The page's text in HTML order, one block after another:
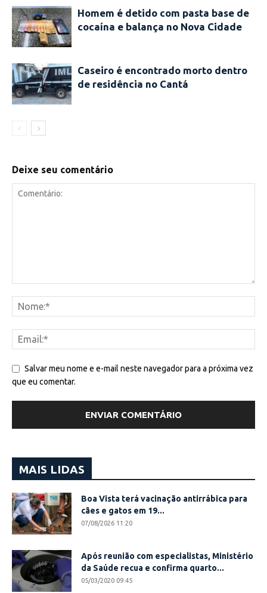
Homem é detido com pasta base de
cocaína e balança no Nova Cidade
Caseiro é encontrado morto dentro
de residência no Cantá
Deixe seu comentário
Salvar meu nome e e-mail neste navegador para a próxima vez
que eu comentar.
MAIS LIDAS
Boa Vista terá vacinação antirrábica para
cães e gatos em 19...
07/08/2026 11:20
Após reunião com especialistas, Ministério
da Saúde recua e confirma quarto...
05/03/2020 09:45